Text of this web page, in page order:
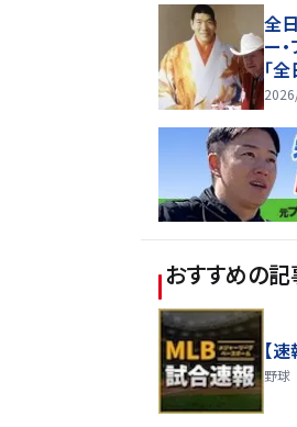
全
ー
「
一
おすすめの
【
野球